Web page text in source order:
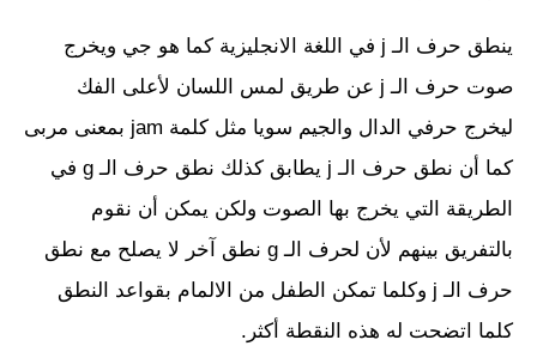
ينطق حرف الـ j في اللغة الانجليزية كما هو جي ويخرج
صوت حرف الـ j عن طريق لمس اللسان لأعلى الفك
ليخرج حرفي الدال والجيم سويا مثل كلمة jam بمعنى مربى
كما أن نطق حرف الـ j يطابق كذلك نطق حرف الـ g في
الطريقة التي يخرج بها الصوت ولكن يمكن أن نقوم
بالتفريق بينهم لأن لحرف الـ g نطق آخر لا يصلح مع نطق
حرف الـ j وكلما تمكن الطفل من الالمام بقواعد النطق
كلما اتضحت له هذه النقطة أكثر.